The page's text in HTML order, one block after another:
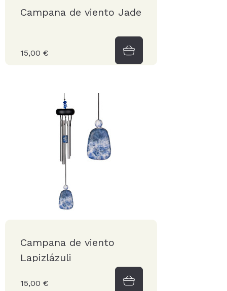
Campana de viento Jade
15,00 €
Campana de viento
Lapizlázuli
15,00 €